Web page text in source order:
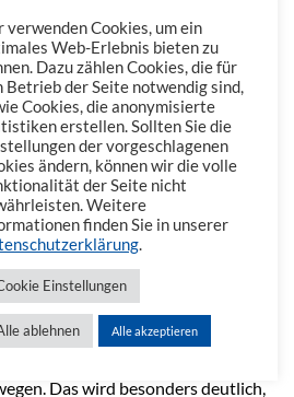
eine Unternehmensgruppe mit
gewachsenem Know-how und
Ein starkes Netzwerk in ganz
Group ist die führende
Zentral- und Osteuropa. Mit über
in insgesamt 30 Ländern
mit internationaler
Berufsalltag: Welche
gibt es, sich
sich heute vielseitig beantworten.
starrer Prozess mehr, sondern
individuellen Bedürfnissen und
Das wird besonders deutlich,
verwenden Cookies, um ein
Web-Erlebnis bieten zu
Dazu zählen Cookies, die für
Betrieb der Seite notwendig sind,
Cookies, die anonymisierte
erstellen. Sollten Sie die
der vorgeschlagenen
ändern, können wir die volle
der Seite nicht
Weitere
finden Sie in unserer
.
Einstellungen
ablehnen Alle akzeptieren